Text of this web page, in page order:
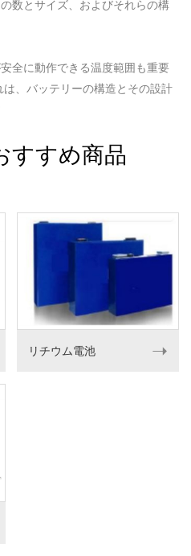
数とサイズ、およびそれらの構
全に動作できる温度範囲も重要
、バッテリーの構造とその設計
すすめ商品
リチウム電池 ➝